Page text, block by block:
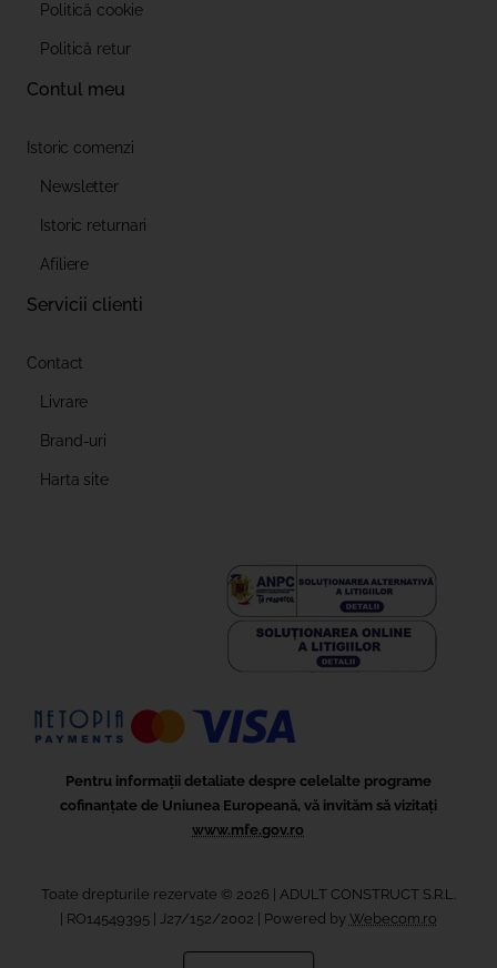
Politică cookie
Politică retur
Contul meu
Istoric comenzi
Newsletter
Istoric returnari
Afiliere
Servicii clienti
Contact
Livrare
Brand-uri
Harta site
Pentru informații detaliate despre celelalte programe
cofinanțate de Uniunea Europeană, vă invităm să vizitați
www.mfe.gov.ro
Toate drepturile rezervate © 2026 | ADULT CONSTRUCT S.R.L.
RO14549395 | J27/152/2002 | Powered by Webecom.ro